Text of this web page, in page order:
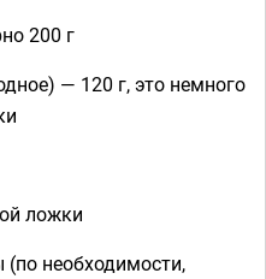
200 г
— 120 г, это немного
ложки
необходимости,